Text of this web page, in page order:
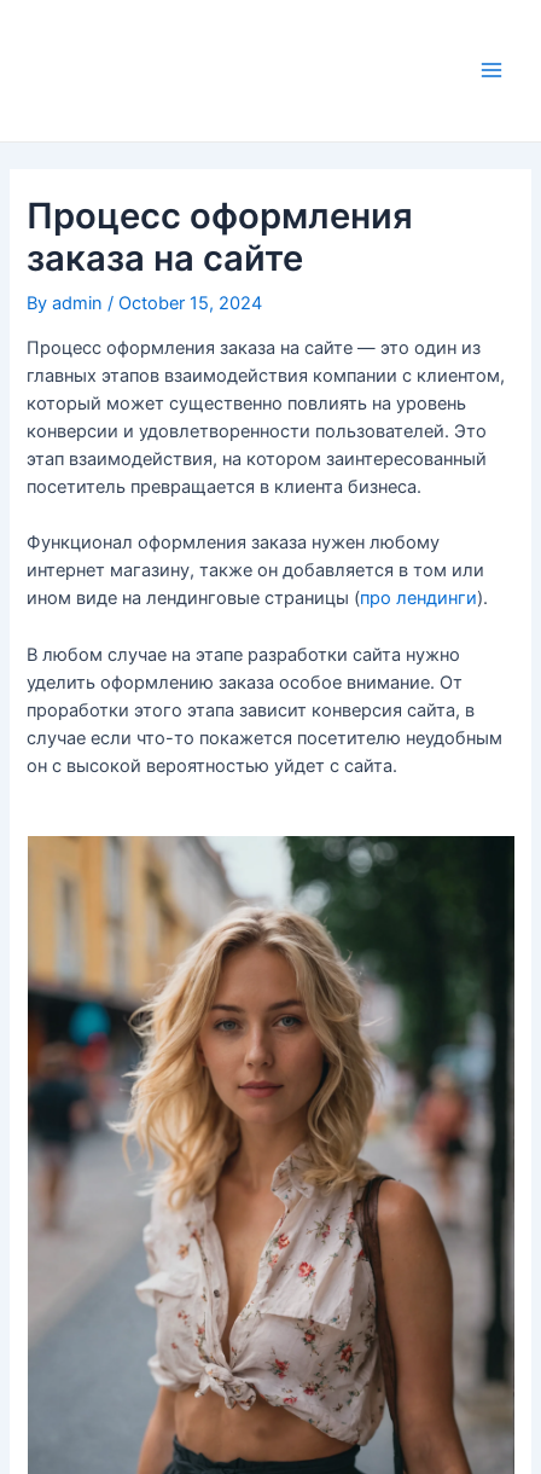
Процесс оформления
заказа на сайте
Byadmin/October 15, 2024
Процесс оформления заказа на сайте — это один из
главных этапов взаимодействия компании с клиентом,
который может существенно повлиять на уровень
конверсии и удовлетворенности пользователей. Это
этап взаимодействия, на котором заинтересованный
посетитель превращается в клиента бизнеса.
Функционал оформления заказа нужен любому
интернет магазину, также он добавляется в том или
ином виде на лендинговые страницы (про лендинги).
В любом случае на этапе разработки сайта нужно
уделить оформлению заказа особое внимание. От
проработки этого этапа зависит конверсия сайта, в
случае если что-то покажется посетителю неудобным
он с высокой вероятностью уйдет с сайта.